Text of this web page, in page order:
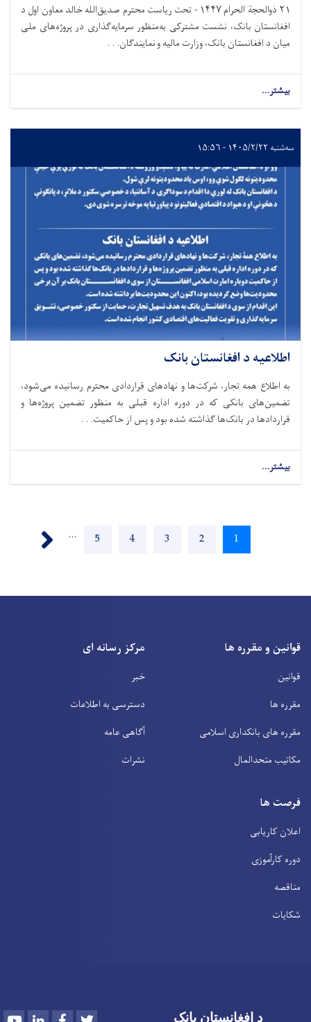
۲۱ ذوالحجة الحرام۱۴۴۷ - تحت ریاست محترم صدیق‌الله خالد معاون اول د
افغانستان بانک، نشست مشترکی به‌منظور سرمایه‌گذاری در پروژه‌های ملی
میان د افغانستان بانک، وزارت مالیه و نمایندگان. . .
بیشتر...
سه‌شنبه ۱۴۰۵/۲/۲۲ - ۱۵:۵۶
اطلاعیه د افغانستان بانک
به اطلاع همه تجار، شرکت‌ها و نهادهای قراردادی محترم رسانیده می‌شود،
تضمین‌های بانکی‌ که در دوره اداره قبلی به منظور تضمین پروژه‌ها و
قراردادها در بانک‌ها گذاشته شده بود و پس از حاکمیت. . .
بیشتر...
Current
1
Page
2
Page
3
Page
4
Page
5
…
قوانین و مقرره ها
قوانین
مقرره ها
مقرره های بانکداری اسلامی
مکاتیب متحدالمال
مرکز رسانه ای
خبر
دسترسی به اطلاعات
آگاهی عامه
نشرات
فرصت ها
اعلان کاریابی
دوره کارآموزی
مناقصه
شکایات
د افغانستان بانک YoutubeLinkedInFacebook